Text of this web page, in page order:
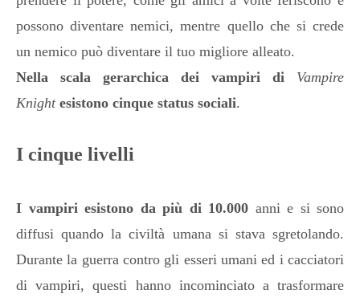
possono diventare nemici, mentre quello che si crede
un nemico può diventare il tuo migliore alleato.
Nella scala gerarchica dei vampiri di Vampire
Knightesistono cinque status sociali.
I cinque livelli
I vampiri esistono da più di 10.000 anni e si sono
diffusi quando la civiltà umana si stava sgretolando.
Durante la guerra contro gli esseri umani ed i cacciatori
di vampiri, questi hanno incominciato a trasformare